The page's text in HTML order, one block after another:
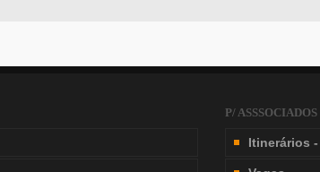
P/ ASSSOCIADOS
Itinerários